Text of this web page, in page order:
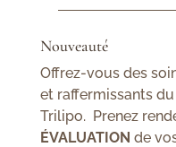
Nouveauté
Offrez-vous des
et raffermissants
Trilipo. Prenez
ÉVALUATION de